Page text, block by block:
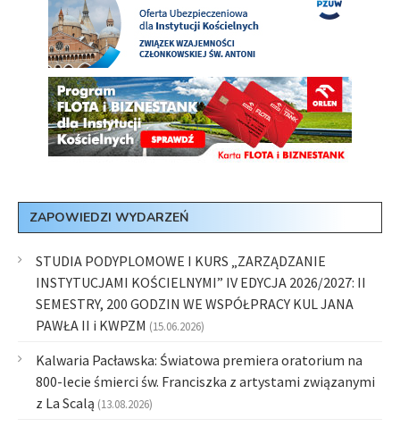
ZAPOWIEDZI WYDARZEŃ
STUDIA PODYPLOMOWE I KURS „ZARZĄDZANIE
INSTYTUCJAMI KOŚCIELNYMI” IV EDYCJA 2026/2027: II
SEMESTRY, 200 GODZIN WE WSPÓŁPRACY KUL JANA
PAWŁA II i KWPZM (15.06.2026)
Kalwaria Pacławska: Światowa premiera oratorium na
800-lecie śmierci św. Franciszka z artystami związanymi
z La Scalą (13.08.2026)